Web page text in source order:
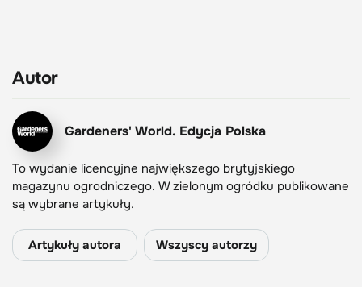
Autor
Gardeners' World. Edycja Polska
To wydanie licencyjne największego brytyjskiego
magazynu ogrodniczego. W zielonym ogródku publikowane
są wybrane artykuły.
Artykuły autora Wszyscy autorzy